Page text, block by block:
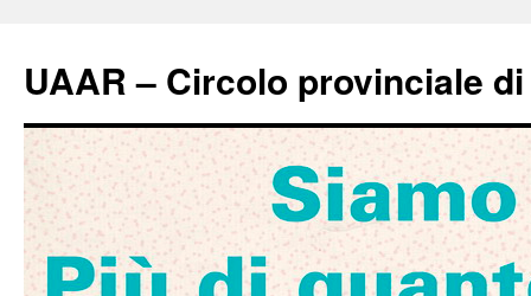
UAAR – Circolo provinciale